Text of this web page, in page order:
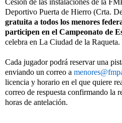
Cesión de las instalaciones de la
Deportivo Puerta de Hierro (Crta.
gratuita a todos los menores
participen en el Campeonato de
celebra en La Ciudad de la Raqueta.
Cada jugador podrá reservar una
enviando un correo a
licencia y horario en el que quiere
correo de respuesta confirmando la
horas de antelación.